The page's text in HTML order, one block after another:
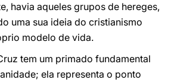
havia aqueles grupos de hereges,
uma sua ideia do cristianismo
modelo de vida.
tem um primado fundamental
ela representa o ponto